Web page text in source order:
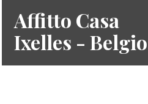
Affitto Casa
Ixelles - Belgio